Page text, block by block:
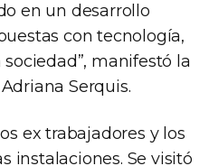
en un desarrollo
con tecnología,
manifestó la
Serquis.
ex trabajadores y los
instalaciones. Se visitó